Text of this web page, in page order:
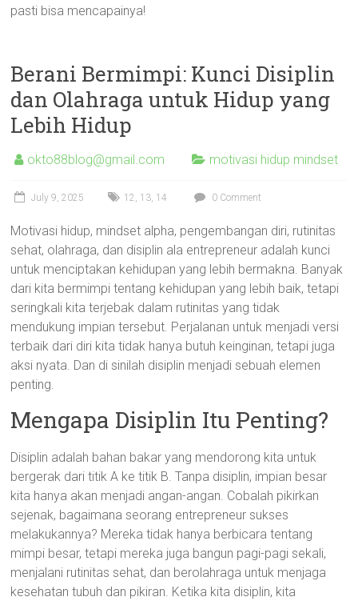
pasti bisa mencapainya!
Berani Bermimpi: Kunci Disiplin
dan Olahraga untuk Hidup yang
Lebih Hidup
okto88blog@gmail.com motivasi hidup mindset
July 9, 2025 12 , 13, 14 0 Comment
Motivasi hidup, mindset alpha, pengembangan diri, rutinitas
sehat, olahraga, dan disiplin ala entrepreneur adalah kunci
untuk menciptakan kehidupan yang lebih bermakna. Banyak
dari kita bermimpi tentang kehidupan yang lebih baik, tetapi
seringkali kita terjebak dalam rutinitas yang tidak
mendukung impian tersebut. Perjalanan untuk menjadi versi
terbaik dari diri kita tidak hanya butuh keinginan, tetapi juga
aksi nyata. Dan di sinilah disiplin menjadi sebuah elemen
penting.
Mengapa Disiplin Itu Penting?
Disiplin adalah bahan bakar yang mendorong kita untuk
bergerak dari titik A ke titik B. Tanpa disiplin, impian besar
kita hanya akan menjadi angan-angan. Cobalah pikirkan
sejenak, bagaimana seorang entrepreneur sukses
melakukannya? Mereka tidak hanya berbicara tentang
mimpi besar, tetapi mereka juga bangun pagi-pagi sekali,
menjalani rutinitas sehat, dan berolahraga untuk menjaga
kesehatan tubuh dan pikiran. Ketika kita disiplin, kita